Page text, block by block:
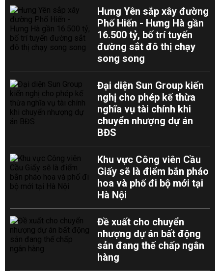
Hưng Yên sắp xây đường
Phố Hiến - Hưng Hà gần
16.500 tỷ, bố trí tuyến
đường sắt đô thị chạy
song song
Đại diện Sun Group kiến
nghị cho phép kế thừa
nghĩa vụ tài chính khi
chuyển nhượng dự án
BĐS
Khu vực Công viên Cầu
Giấy sẽ là điểm bắn pháo
hoa và phố đi bộ mới tại
Hà Nội
Đề xuất cho chuyển
nhượng dự án bất động
sản đang thế chấp ngân
hàng